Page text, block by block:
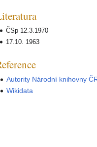
ČSp 12.3.1970
17.10. 1963
Autority Národní knihovny
Wikidata